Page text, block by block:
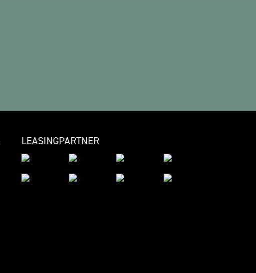
LEASINGPARTNER